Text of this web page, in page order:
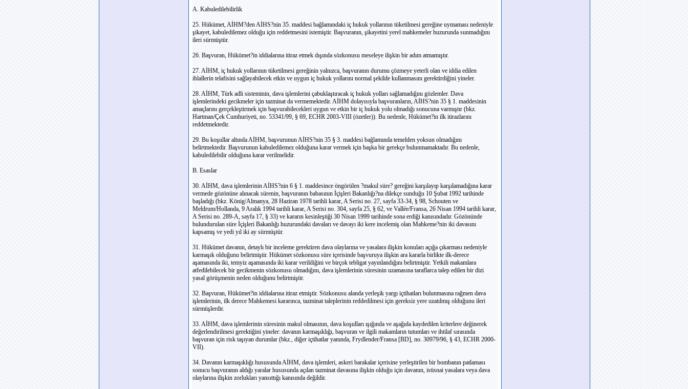
A. Kabuledilebilirlik
25. Hükümet, AİHM?den AİHS?nin 35. maddesi bağlamındaki iç hukuk yollarının tüketilmesi gereğine uymaması nedeniyle
şikayet, kabuledilemez olduğu için reddetmesini istemiştir. Başvuranın, şikayetini yerel mahkemeler huzurunda sunmadığını
ileri sürmüştür.
26. Başvuran, Hükümet?in iddialarına itiraz etmek dışında sözkonusu meseleye ilişkin bir adım atmamıştır.
27. AİHM, iç hukuk yollarının tüketilmesi gereğinin yalnızca, başvuranın durumu çözmeye yeterli olan ve iddia edilen
ihlallerin telafisini sağlayabilecek etkin ve uygun iç hukuk yollarını normal şekilde kullanmasını gerektirdiğini yineler.
28. AİHM, Türk adli sisteminin, dava işlemlerini çabuklaştıracak iç hukuk yolları sağlamadığını gözlemler. Dava
işlemlerindeki gecikmeler için tazminat da vermemektedir. AİHM dolayısıyla başvuranların, AİHS?nin 35 § 1. maddesinin
amaçlarını gerçekleştirmek için başvurabilecekleri uygun ve etkin bir iç hukuk yolu olmadığı sonucuna varmıştır (bkz.
Hartman/Çek Cumhuriyeti, no. 53341/99, § 69, ECHR 2003-VIII (özetler)). Bu nedenle, Hükümet?in ilk itirazlarını
reddetmektedir.
29. Bu koşullar altında AİHM, başvurunun AİHS?nin 35 § 3. maddesi bağlamında temelden yoksun olmadığını
belirtmektedir. Başvurunun kabuledilemez olduğuna karar vermek için başka bir gerekçe bulunmamaktadır. Bu nedenle,
kabuledilebilir olduğuna karar verilmelidir.
B. Esaslar
30. AİHM, dava işlemlerinin AİHS?nin 6 § 1. maddesince öngörülen ?makul süre? gereğini karşılayıp karşılamadığına karar
vermede gözönüne alınacak sürenin, başvuranın babasının İçişleri Bakanlığı?na dilekçe sunduğu 10 Şubat 1992 tarihinde
başladığı (bkz. König/Almanya, 28 Haziran 1978 tarihli karar, A Serisi no. 27, sayfa 33-34, § 98, Schouten ve
Meldrum/Hollanda, 9 Aralık 1994 tarihli karar, A Serisi no. 304, sayfa 25, § 62, ve Vallée/Fransa, 26 Nisan 1994 tarihli karar,
A Serisi no. 289-A, sayfa 17, § 33) ve kararın kesinleştiği 30 Nisan 1999 tarihinde sona erdiği kanısındadır. Gözönünde
bulundurulan süre İçişleri Bakanlığı huzurundaki davaları ve davayı iki kere incelemiş olan Mahkeme?nin iki davasını
kapsamış ve yedi yıl iki ay sürmüştür.
31. Hükümet davanın, detaylı bir inceleme gerektiren dava olaylarına ve yasalara ilişkin konuları açığa çıkarması nedeniyle
karmaşık olduğunu belirtmiştir. Hükümet sözkonusu süre içerisinde başvuruya ilişkin ara kararla birlikte ilk-derece
aşamasında iki, temyiz aşamasında iki karar verildiğini ve birçok tebligat yayınlandığını belirtmiştir. Yetkili makamlara
atfedilebilecek bir gecikmenin sözkonusu olmadığını, dava işlemlerinin süresinin uzamasına taraflarca talep edilen bir dizi
yasal görüşmenin neden olduğunu belirtmiştir.
32. Başvuran, Hükümet?in iddialarına itiraz etmiştir. Sözkonusu alanda yerleşik yargı içtihatları bulunmasına rağmen dava
işlemlerinin, ilk derece Mahkemesi kararınca, tazminat taleplerinin reddedilmesi için gereksiz yere uzatılmış olduğunu ileri
sürmüşlerdir.
33. AİHM, dava işlemlerinin süresinin makul olmasının, dava koşulları ışığında ve aşağıda kaydedilen kriterlere değinerek
değerlendirilmesi gerektiğini yineler: davanın karmaşıklığı, başvuran ve ilgili makamların tutumları ve ihtilaf sırasında
başvuran için risk taşıyan durumlar (bkz., diğer içtihatlar yanında, Frydlender/Fransa [BD], no. 30979/96, § 43, ECHR 2000-
VII).
34. Davanın karmaşıklığı hususunda AİHM, dava işlemleri, askeri barakalar içerisine yerleştirilen bir bombanın patlaması
sonucu başvuranın aldığı yaralar hususunda açılan tazminat davasına ilişkin olduğu için davanın, istisnai yasalara veya dava
olaylarına ilişkin zorlukları yansıttığı kanısında değildir.